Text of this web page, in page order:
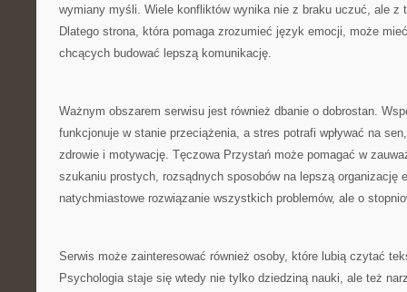
wymiany myśli. Wiele konfliktów wynika nie z braku uczuć, ale z
Dlatego strona, która pomaga zrozumieć język emocji, może
chcących budować lepszą komunikację.
Ważnym obszarem serwisu jest również dbanie o dobrostan.
funkcjonuje w stanie przeciążenia, a stres potrafi wpływać na
zdrowie i motywację. Tęczowa Przystań może pomagać w
szukaniu prostych, rozsądnych sposobów na lepszą organizację
natychmiastowe rozwiązanie wszystkich problemów, ale o
Serwis może zainteresować również osoby, które lubią czytać
Psychologia staje się wtedy nie tylko dziedziną nauki, ale też